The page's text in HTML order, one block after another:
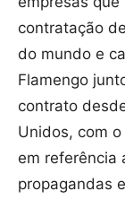
contratação
do mundo e
Flamengo
contrato
Unidos, com
em referência
propagandas